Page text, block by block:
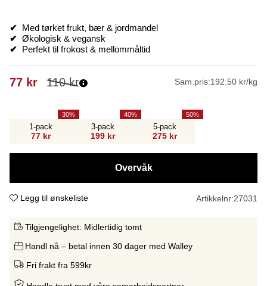
✔ Med tørket frukt, bær & jordmandel
✔ Økologisk & vegansk
✔ Perfekt til frokost & mellommåltid
110kr
77 kr Sam.pris:192.50 kr/kg
1-pack
77 kr
30
3-pack
199 kr
40
5-pack
275 kr
50
Overvåk
Legg til ønskeliste Artikkelnr:27031
Tilgjengelighet: Midlertidig tomt
Handl nå – betal innen 30 dager med Walley
Fri frakt fra 599kr